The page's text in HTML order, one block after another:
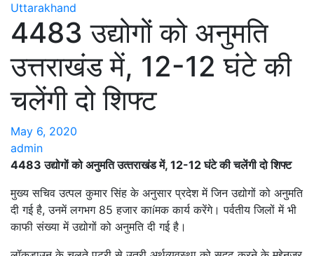
Uttarakhand
4483 उद्योगों को अनुमति
उत्तराखंड में, 12-12 घंटे की
चलेंगी दो शिफ्ट
May 6, 2020
admin
4483 उद्योगों को अनुमति उत्‍तराखंड में, 12-12 घंटे की चलेंगी दो शिफ्ट
मुख्य सचिव उत्पल कुमार सिंह के अनुसार प्रदेश में जिन उद्योगों को अनुमति
दी गई है, उनमें लगभग 85 हजार काíमक कार्य करेंगे। पर्वतीय जिलों में भी
काफी संख्या में उद्योगों को अनुमति दी गई है।